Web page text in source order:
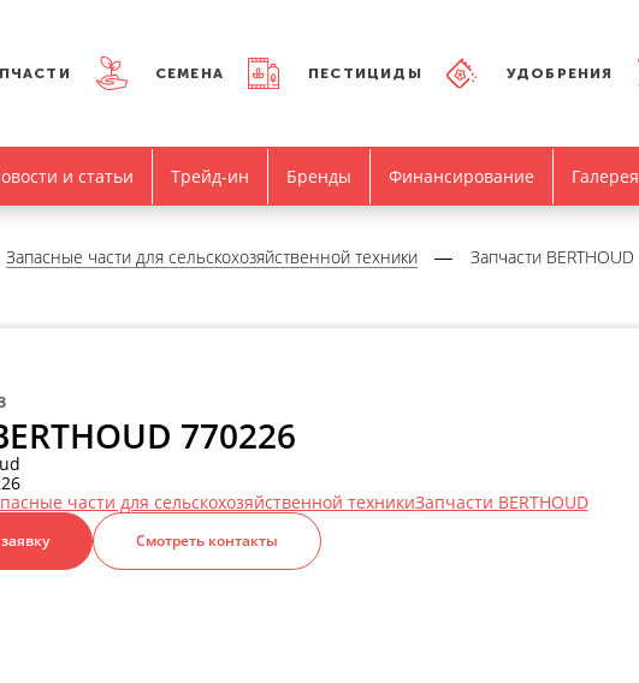
СЕМЕНА ПЕСТИЦИДЫ УДОБРЕНИЯ
и статьи Трейд-ин Бренды Финансирование Галерея
Запасные части для сельскохозяйственной техники Запчасти BERTHOUD
770226
части для сельскохозяйственной техникиЗапчасти BERTHOUD
Смотреть контакты